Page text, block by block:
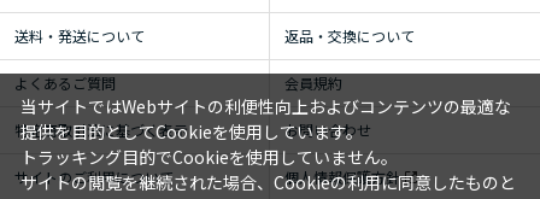
送料・発送について 返品・交換について
よくあるご質問 会員規約
特定商取引法に基づく表示 お問い合わせ
サイトのご利用について 個人情報保護方針
当サイトではWebサイトの利便性向上およびコンテンツの最適な
提供を目的としてCookieを使用しています。
トラッキング目的でCookieを使用していません。
サイトの閲覧を継続された場合、Cookieの利用に同意したものと